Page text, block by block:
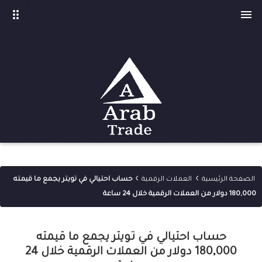

drag_indicator
الصفحة الرئيسية › العملات الرقمية › حساب احتيالي في تويتر يجمع ما قيمته
180,000 دولار من العملات الرقمية خلال 24 ساعة
حساب احتيالي في تويتر يجمع ما قيمته
180,000 دولار من العملات الرقمية خلال 24